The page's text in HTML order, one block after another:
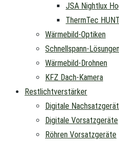
JSA Nightlux
ThermTec
Wärmebild-Optiken
Schnellspann-
Wärmebild-Drohnen
KFZ Dach-Kamera
Restlichtverstärker
Digitale
Digitale Vorsatzgeräte
Röhren Vorsatzgeräte